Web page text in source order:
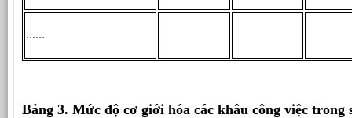
Bảng 3. Mức độ cơ giới hóa các khâu công việc trong